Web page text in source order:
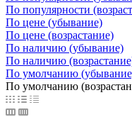
По популярности
По цене (убывание)
По цене (возрастание)
По наличию (убывание)
По наличию
По умолчанию
По умолчанию